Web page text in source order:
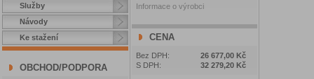
Služby
Návody
Ke stažení
OBCHOD/PODPORA
Informace o výrobci
CENA
Bez DPH:
26 677,00 Kč
S DPH:
32 279,20 Kč